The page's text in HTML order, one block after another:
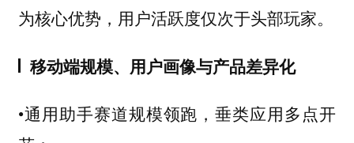
为核心优势，用户活跃度仅次于头部玩家。
移动端规模、用户画像与产品差异化
•通用助手赛道规模领跑，垂类应用多点开